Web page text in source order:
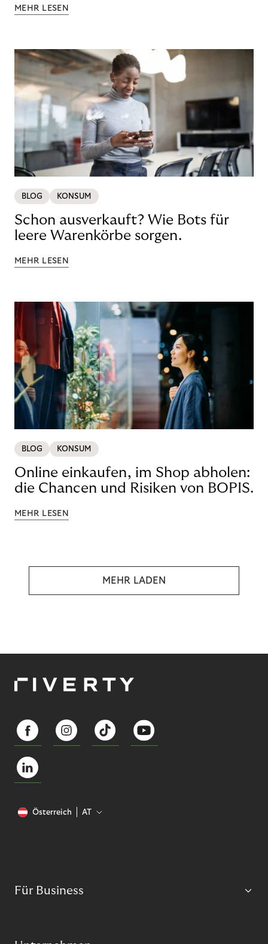
MEHR LESEN
BLOG KONSUM
Schon ausverkauft? Wie Bots für
leere Warenkörbe sorgen.
MEHR LESEN
BLOG KONSUM
Online einkaufen, im Shop abholen:
die Chancen und Risiken von BOPIS.
MEHR LESEN
MEHR LADEN
Österreich AT
Für Business